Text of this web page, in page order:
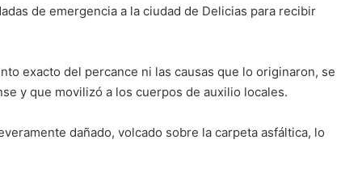
de emergencia a la ciudad de Delicias para recibir
exacto del percance ni las causas que lo originaron, se
y que movilizó a los cuerpos de auxilio locales.
dañado, volcado sobre la carpeta asfáltica, lo